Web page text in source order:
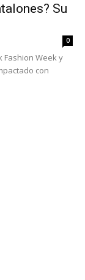
Su
0
Fashion Week y
con